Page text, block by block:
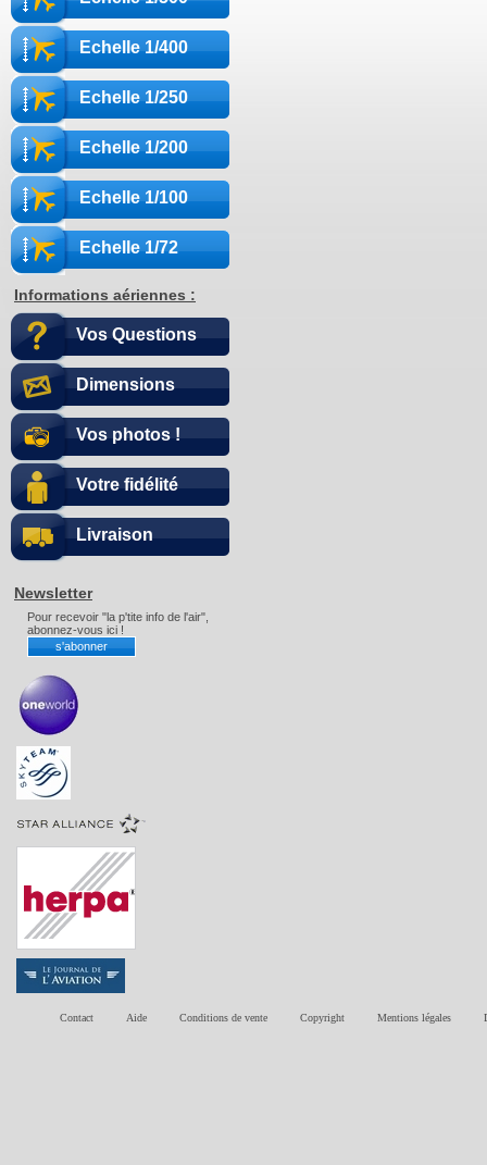
Echelle 1/400
Echelle 1/250
Echelle 1/200
Echelle 1/100
Echelle 1/72
Informations aériennes :
Vos Questions
Dimensions
Vos photos !
Votre fidélité
Livraison
Newsletter
Pour recevoir "la p'tite info de l'air",
abonnez-vous ici !
Contact Aide Conditions de vente Copyright Mentions légales